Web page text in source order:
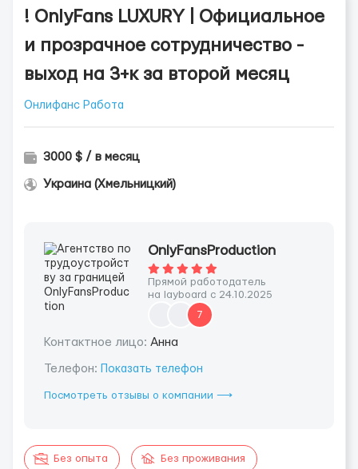
! OnlyFans LUXURY | Официальное
и прозрачное сотрудничество -
выход на 3+к за второй месяц
Онлифанс Работа
3000 $ / в месяц
Украина (Хмельницкий)
OnlyFansProduction
Прямой работодатель
на layboard с 24.10.2025
7
Контактное лицо: Анна
Телефон: Показать телефон
Посмотреть отзывы о компании ⟶
Без опыта Без проживания